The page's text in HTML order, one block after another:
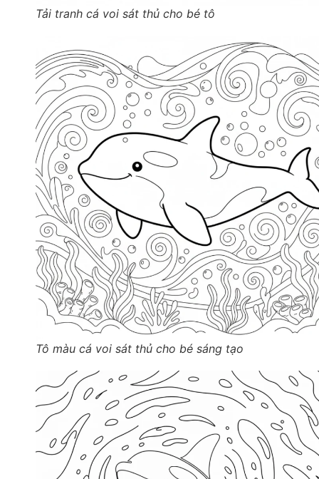
Tải tranh cá voi sát thủ cho bé tô
Tô màu cá voi sát thủ cho bé sáng tạo